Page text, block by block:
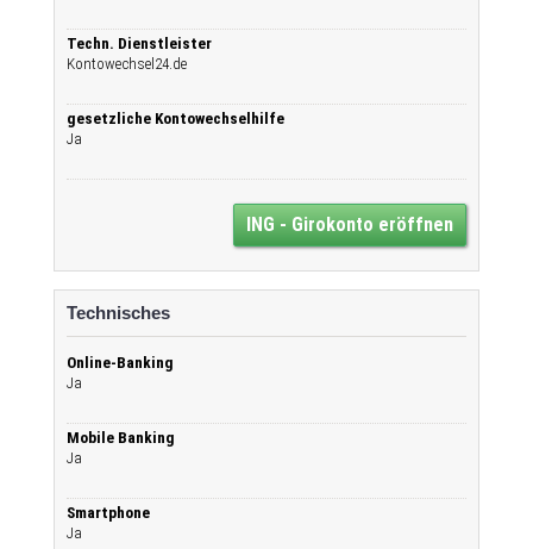
Techn. Dienstleister
Kontowechsel24.de
gesetzliche Kontowechselhilfe
Ja
ING - Girokonto eröffnen
Technisches
Online-Banking
Ja
Mobile Banking
Ja
Smartphone
Ja